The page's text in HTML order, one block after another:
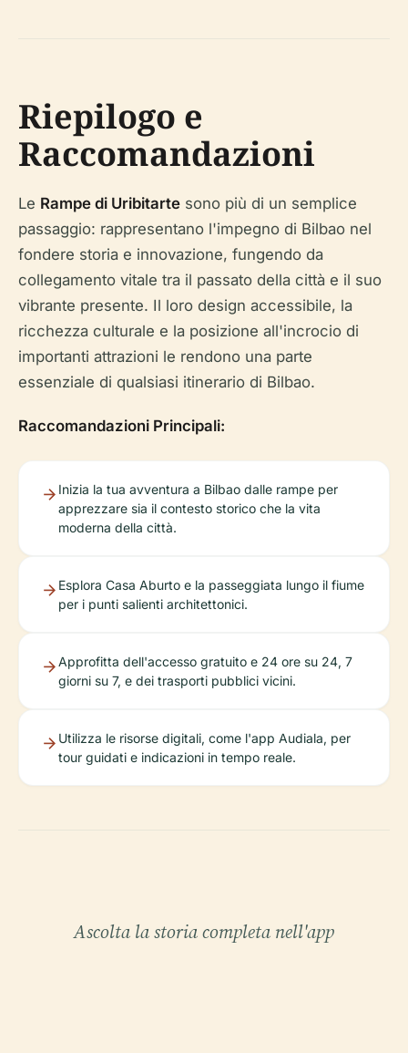
Riepilogo e
Raccomandazioni
Le Rampe di Uribitarte sono più di un semplice
passaggio: rappresentano l'impegno di Bilbao nel
fondere storia e innovazione, fungendo da
collegamento vitale tra il passato della città e il suo
vibrante presente. Il loro design accessibile, la
ricchezza culturale e la posizione all'incrocio di
importanti attrazioni le rendono una parte
essenziale di qualsiasi itinerario di Bilbao.
Raccomandazioni Principali:
Inizia la tua avventura a Bilbao dalle rampe per
apprezzare sia il contesto storico che la vita
moderna della città.
Esplora Casa Aburto e la passeggiata lungo il fiume
per i punti salienti architettonici.
Approfitta dell'accesso gratuito e 24 ore su 24, 7
giorni su 7, e dei trasporti pubblici vicini.
Utilizza le risorse digitali, come l'app Audiala, per
tour guidati e indicazioni in tempo reale.
Ascolta la storia completa nell'app